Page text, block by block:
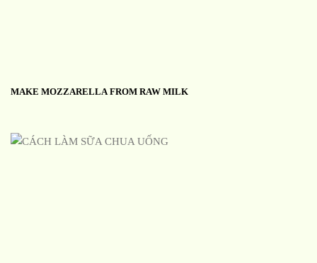
MAKE MOZZARELLA FROM RAW MILK